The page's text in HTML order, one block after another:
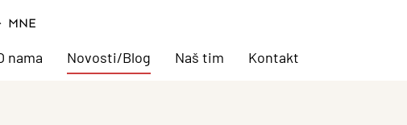
MNE
nama Novosti/Blog Naš tim Kontakt